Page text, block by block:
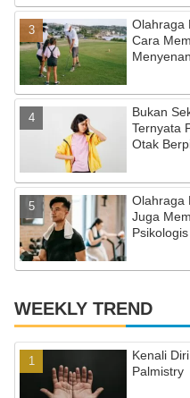
n
n
el
Olahraga
Cara
Bukan
Ternyata
Otak
Olahraga
Juga
Psikologis
WEEKLY TREND
Kenali
Palmistry